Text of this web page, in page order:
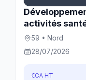
activités
59 • Nord
28/07/2026
€CA HT